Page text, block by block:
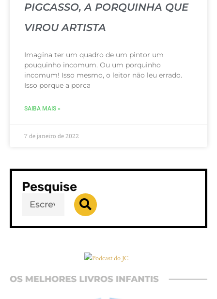
PIGCASSO, A PORQUINHA QUE
VIROU ARTISTA
Imagina ter um quadro de um pintor um
pouquinho incomum. Ou um porquinho
incomum! Isso mesmo, o leitor não leu errado.
Isso porque a porca
SAIBA MAIS »
7 de janeiro de 2022
Pesquise